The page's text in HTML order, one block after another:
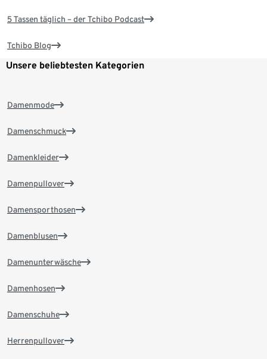
5 Tassen täglich – der Tchibo Podcast
Tchibo Blog
Unsere beliebtesten Kategorien
Damenmode
Damenschmuck
Damenkleider
Damenpullover
Damensporthosen
Damenblusen
Damenunterwäsche
Damenhosen
Damenschuhe
Herrenpullover